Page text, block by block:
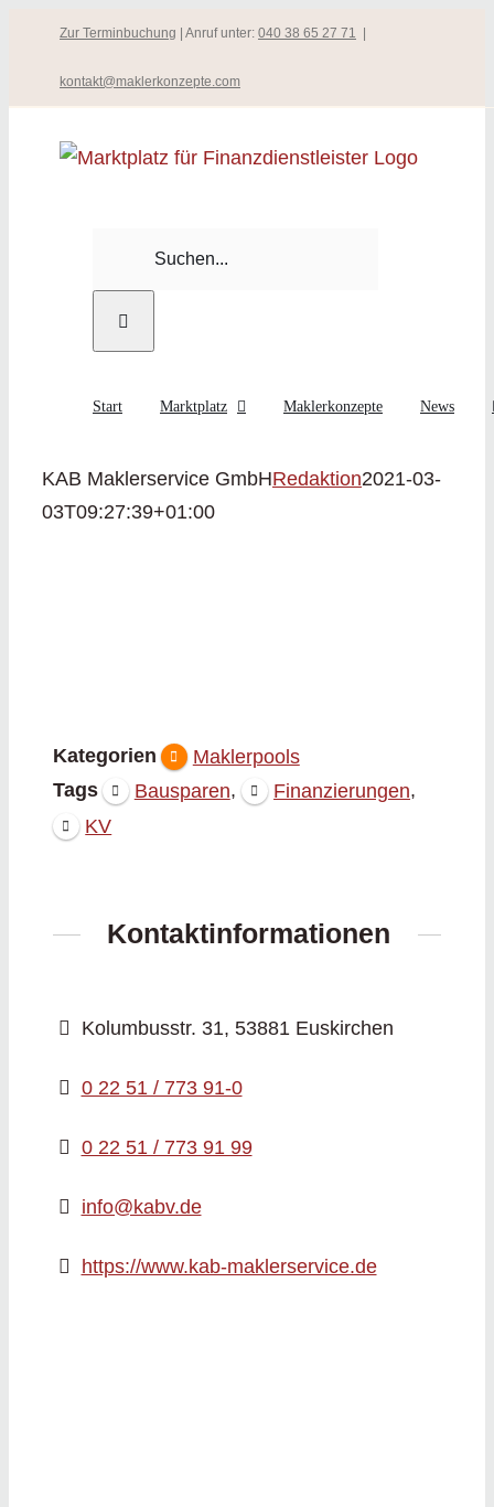
springen
Zur Terminbuchung | Anruf unter: 040 38 65 27 71
kontakt@maklerkonzepte.com
Start Marktplatz Maklerkonzepte News
KAB Maklerservice GmbHRedaktion2021-03-
03T09:27:39+01:00
Kategorien
Maklerpools
Tags
Bausparen, Finanzierungen,
KV
Kontaktinformationen
Kolumbusstr. 31, 53881 Euskirchen
0 22 51 / 773 91-0
0 22 51 / 773 91 99
info@kabv.de
https://www.kab-maklerservice.de